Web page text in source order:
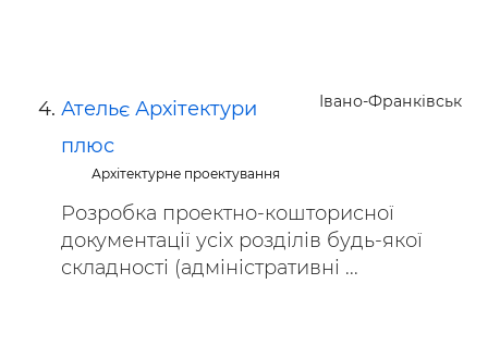
Івано-Франківськ
Ательє Архітектури
плюс
Архітектурне проектування
Розробка проектно-кошторисної
документації усіх розділів будь-якої
складності (адміністративні ...